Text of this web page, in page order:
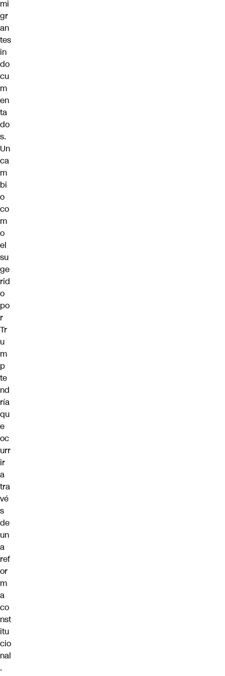
mi
gr
an
tes
in
do
cu
m
en
ta
do
s.
Un
ca
m
bi
o
co
m
o
el
su
ge
rid
o
po
r
Tr
u
m
p
te
nd
ría
qu
e
oc
urr
ir
a
tra
vé
s
de
un
a
ref
or
m
a
co
nst
itu
cio
nal
.